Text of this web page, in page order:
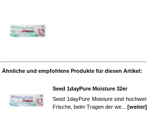
Ähnliche und empfohlene Produkte für diesen Artikel:
Seed 1dayPure Moisture 32er
Seed 1dayPure Moisture sind
Frische, beim Tragen der we... [weiter]